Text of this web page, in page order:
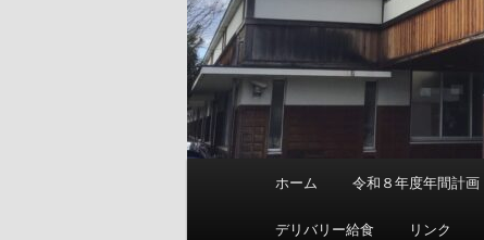
ホーム 令和８年度年間計画
デリバリー給食 リンク